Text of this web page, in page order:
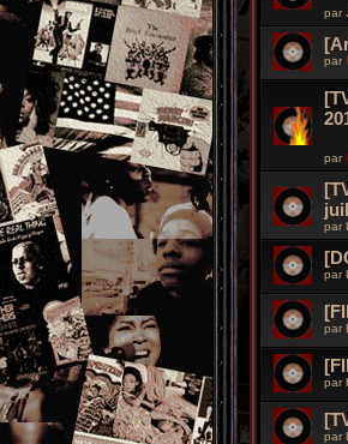
par
par
par
par
par
par
par
par